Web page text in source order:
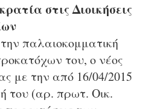
στις Διοικήσεις
παλαιοκομματική
του, ο νέος
με την από 16/04/2015
του (αρ. πρωτ. Οικ.